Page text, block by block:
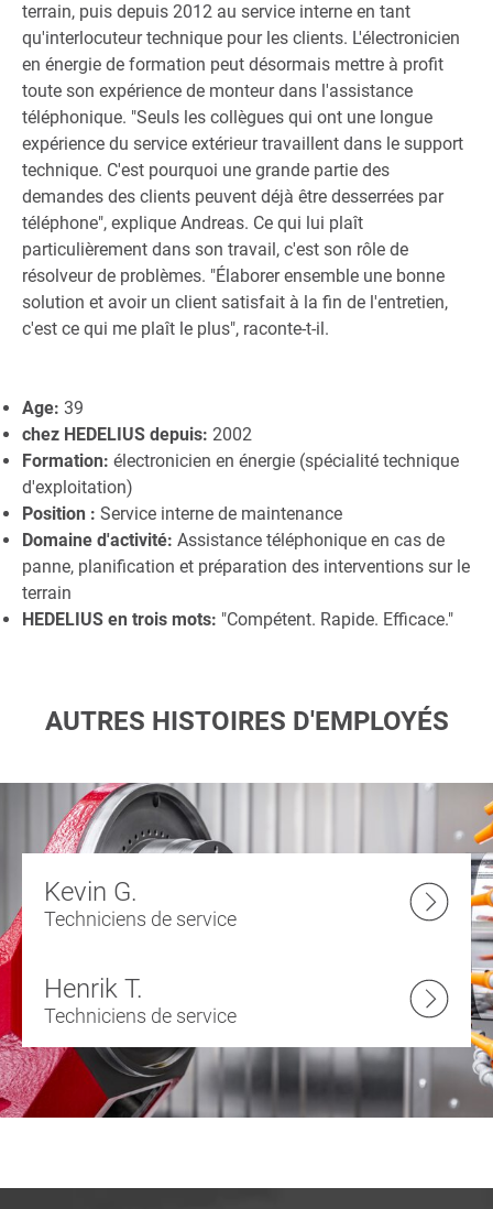
terrain, puis depuis 2012 au service interne en tant
qu'interlocuteur technique pour les clients. L'électronicien
en énergie de formation peut désormais mettre à profit
toute son expérience de monteur dans l'assistance
téléphonique. "Seuls les collègues qui ont une longue
expérience du service extérieur travaillent dans le support
technique. C'est pourquoi une grande partie des
demandes des clients peuvent déjà être desserrées par
téléphone", explique Andreas. Ce qui lui plaît
particulièrement dans son travail, c'est son rôle de
résolveur de problèmes. "Élaborer ensemble une bonne
solution et avoir un client satisfait à la fin de l'entretien,
c'est ce qui me plaît le plus", raconte-t-il.
Age: 39
chez HEDELIUS depuis: 2002
Formation: électronicien en énergie (spécialité technique
d'exploitation)
Position : Service interne de maintenance
Domaine d'activité: Assistance téléphonique en cas de
panne, planification et préparation des interventions sur le
terrain
HEDELIUS en trois mots: "Compétent. Rapide. Efficace."
AUTRES HISTOIRES D'EMPLOYÉS
Kevin G.
Techniciens de service
Henrik T.
Techniciens de service